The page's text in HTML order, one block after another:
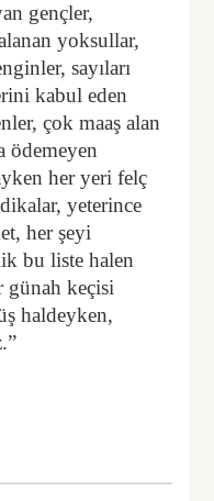
gençler,
yoksullar,
sayıları
kabul eden
çok maaş alan
ödemeyen
her yeri felç
yeterince
her şeyi
bu liste halen
günah keçisi
haldeyken,